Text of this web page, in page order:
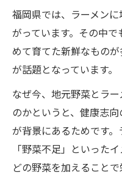
福岡県では、ラーメン
がっています。その中
めて育てた新鮮なもの
が話題となっています。
なぜ今、地元野菜とラ
のかというと、健康志
が背景にあるためです
「野菜不足」といった
どの野菜を加えること